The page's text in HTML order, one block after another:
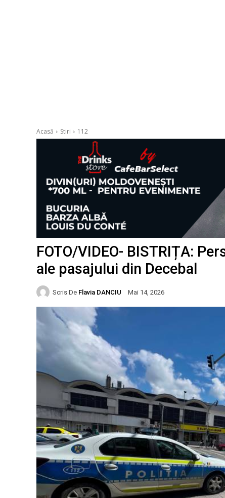
Acasă Stiri 112
FOTO/VIDEO- BISTRIȚA:
ale pasajului din Decebal
Scris De Flavia DANCIU Mai 14, 2026